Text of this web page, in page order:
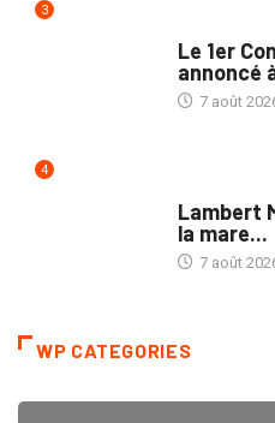
3
Le 1er
annoncé
7 août
4
Lambert
la mare...
7 août
WP CATEGORIES